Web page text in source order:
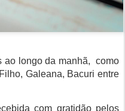
ao longo da manhã, como
Galeana, Bacuri entre
com gratidão pelos